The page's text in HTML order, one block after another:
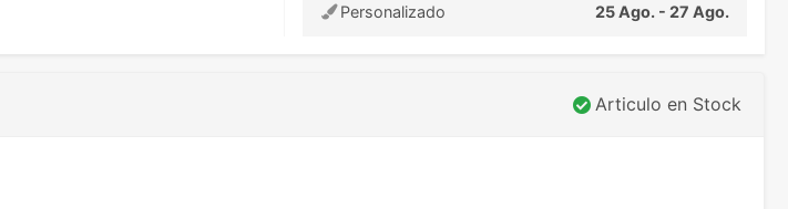
Personalizado
25 Ago. - 27 Ago.
Articulo en Stock